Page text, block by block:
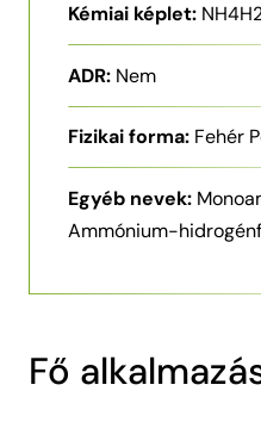
Kémiai képlet:
ADR: Nem
Fizikai forma: Fehér
Egyéb nevek:
Ammónium-
Fő